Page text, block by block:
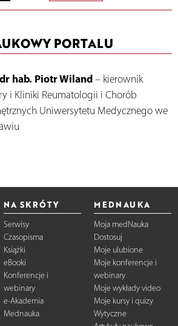
PORTALU
hab. Piotr Wiland – kierownik
i Kliniki Reumatologii i Chorób
Uniwersytetu Medycznego we
NA SKRÓTY
Serwisy
Czasopisma
Książki
eBooki
Konferencje i
webinary
e-Akademia
Mednauka
MEDNAUKA
Moja medNauka
Dostosuj
Moje ulubione
Moje konferencje i
webinary
Moje wykłady video
Moje kursy i quizy
Wytyczne